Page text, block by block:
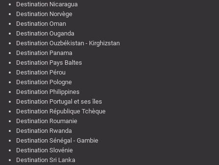
Destination Nicaragua
Destination Norvège
Destination Oman
Destination Ouganda
Destination Ouzbékistan - Kirghizstan
Destination Panama
Destination Pays Baltes
Destination Pérou
Destination Pologne
Destination Philippines
Destination Portugal et ses îles
Destination République Tchèque
Destination Roumanie
Destination Rwanda
Destination Sénégal - Gambie
Destination Slovénie
Destination Sri Lanka